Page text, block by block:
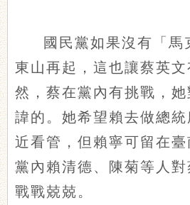
國民黨如果沒有「馬
東山再起，這也讓蔡英
然，蔡在黨內有挑戰，
諱的。她希望賴去做總
近看管，但賴寧可留在臺
黨內賴清德、陳菊等人
戰戰兢兢。